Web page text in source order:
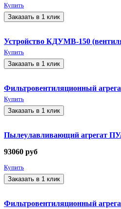
Купить
Заказать в 1 клик
Устройство КДУМВ-150
Купить
Заказать в 1 клик
Фильтровентиляционный
Купить
Заказать в 1 клик
Пылеулавливающий агрегат
93060 руб
Купить
Заказать в 1 клик
Фильтровентиляционный